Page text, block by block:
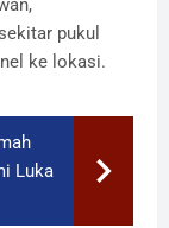
pukul
ke lokasi.
Luka